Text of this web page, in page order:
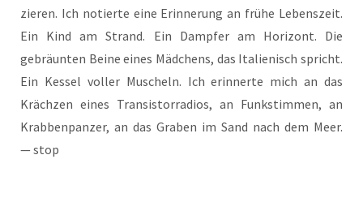
zie­ren. Ich notier­te eine Erin­ne­rung an frü­he Lebens­zeit.
Ein Kind am Strand. Ein Damp­fer am Hori­zont. Die
gebräun­ten Bei­ne eines Mäd­chens, das Ita­lie­nisch spricht.
Ein Kes­sel vol­ler Muscheln. Ich erin­ner­te mich an das
Kräch­zen eines Tran­sis­tor­ra­di­os, an Funk­stim­men, an
Krab­ben­pan­zer, an das Gra­ben im Sand nach dem Meer.
— stop